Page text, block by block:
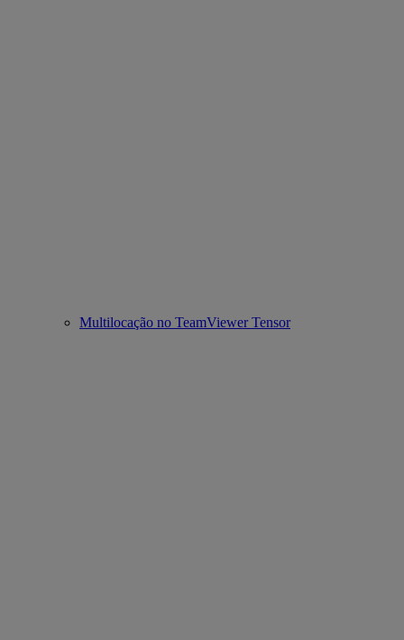
Multilocação no TeamViewer Tensor